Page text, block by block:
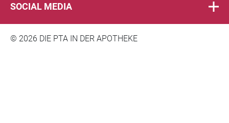
SOCIAL MEDIA
© 2026 DIE PTA IN DER APOTHEKE